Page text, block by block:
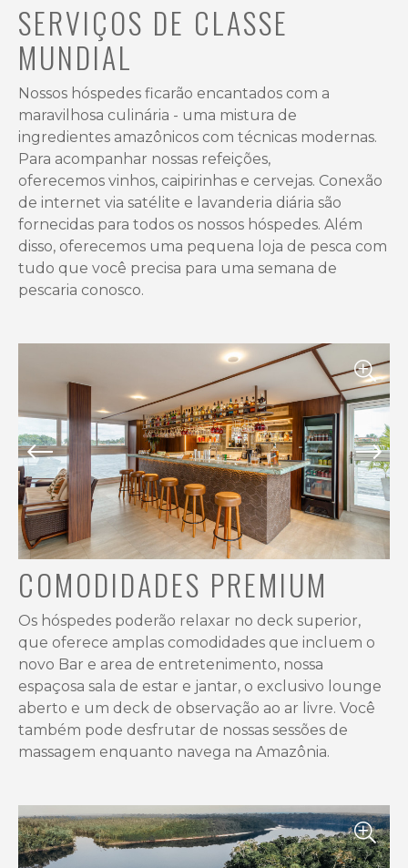
SERVIÇOS DE CLASSE
MUNDIAL
Nossos hóspedes ficarão encantados com a
maravilhosa culinária - uma mistura de
ingredientes amazônicos com técnicas modernas.
Para acompanhar nossas refeições,
oferecemos vinhos, caipirinhas e cervejas. Conexão
de internet via satélite e lavanderia diária são
fornecidas para todos os nossos hóspedes. Além
disso, oferecemos uma pequena loja de pesca com
tudo que você precisa para uma semana de
pescaria conosco.
COMODIDADES PREMIUM
Os hóspedes poderão relaxar no deck superior,
que oferece amplas comodidades que incluem o
novo Bar e area de entretenimento, nossa
espaçosa sala de estar e jantar, o exclusivo lounge
aberto e um deck de observação ao ar livre. Você
também pode desfrutar de nossas sessões de
massagem enquanto navega na Amazônia.